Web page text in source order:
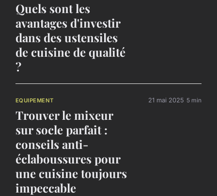
Quels sont les
avantages d'investir
dans des ustensiles
de cuisine de qualité
?
EQUIPEMENT
Trouver le mixeur
sur socle parfait :
conseils anti-
éclaboussures pour
une cuisine toujours
impeccable
21 mai 2025 5 min